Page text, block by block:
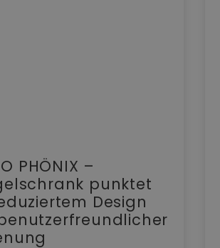
PHÖNIX –
punktet
Design